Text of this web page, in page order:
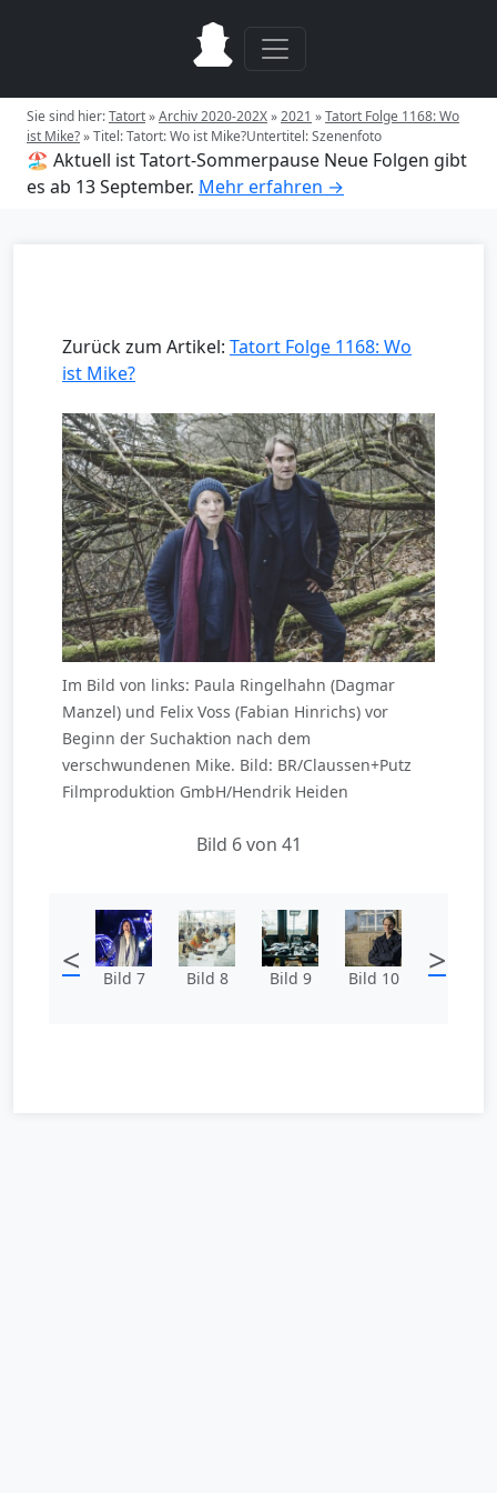
Sie sind hier:Tatort»Archiv 2020-202X»2021 »Tatort Folge 1168: Wo
ist Mike?»Titel: Tatort: Wo ist Mike?Untertitel: Szenenfoto
🏖️ Aktuell ist Tatort-Sommerpause Neue Folgen gibt
es ab 13 September. Mehr erfahren →
Zurück zum Artikel: Tatort Folge 1168: Wo
ist Mike?
Im Bild von links: Paula Ringelhahn (Dagmar
Manzel) und Felix Voss (Fabian Hinrichs) vor
Beginn der Suchaktion nach dem
verschwundenen Mike. Bild: BR/Claussen+Putz
Filmproduktion GmbH/Hendrik Heiden
Bild 6 von 41
< Bild 7 Bild 8 Bild 9 Bild 10 >